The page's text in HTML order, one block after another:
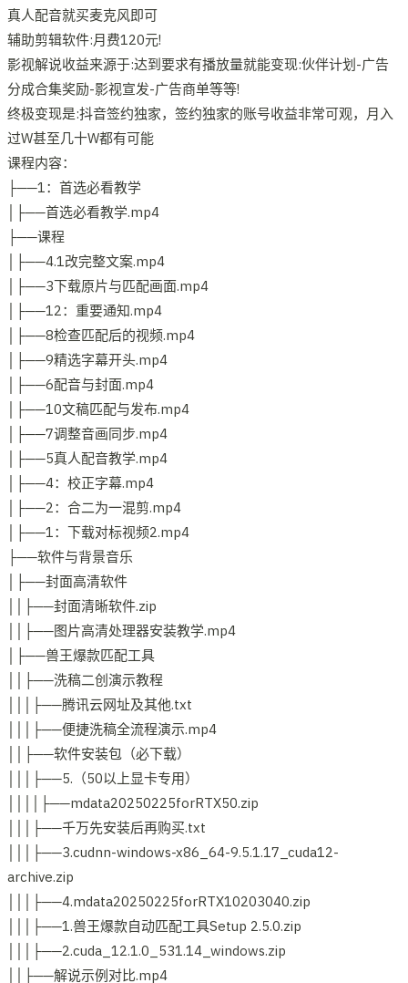
真人配音就买麦克风即可
辅助剪辑软件:月费120元!
影视解说收益来源于:达到要求有播放量就能变现:伙伴计划-广告
分成合集奖励-影视宣发-广告商单等等!
终极变现是:抖音签约独家，签约独家的账号收益非常可观，月入
过W甚至几十W都有可能
课程内容：
├──1：首选必看教学
│├──首选必看教学.mp4
├──课程
│├──4.1改完整文案.mp4
│├──3下载原片与匹配画面.mp4
│├──12：重要通知.mp4
│├──8检查匹配后的视频.mp4
│├──9精选字幕开头.mp4
│├──6配音与封面.mp4
│├──10文稿匹配与发布.mp4
│├──7调整音画同步.mp4
│├──5真人配音教学.mp4
│├──4：校正字幕.mp4
│├──2：合二为一混剪.mp4
│├──1：下载对标视频2.mp4
├──软件与背景音乐
│├──封面高清软件
││├──封面清晰软件.zip
││├──图片高清处理器安装教学.mp4
│├──兽王爆款匹配工具
││├──洗稿二创演示教程
│││├──腾讯云网址及其他.txt
│││├──便捷洗稿全流程演示.mp4
││├──软件安装包（必下载）
│││├──5.（50以上显卡专用）
││││├──mdata20250225forRTX50.zip
│││├──千万先安装后再购买.txt
│││├──3.cudnn-windows-x86_64-9.5.1.17_cuda12-
archive.zip
│││├──4.mdata20250225forRTX10203040.zip
│││├──1.兽王爆款自动匹配工具Setup 2.5.0.zip
│││├──2.cuda_12.1.0_531.14_windows.zip
││├──解说示例对比.mp4